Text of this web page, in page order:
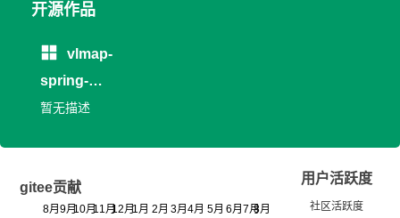
开源作品
vlmap-
spring-
loadbalancer
暂无描述
gitee贡献
用户活跃度